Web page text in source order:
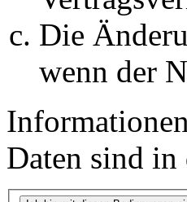
Die
wenn der
Daten sind